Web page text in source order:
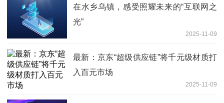
在水乡乌镇，感受照耀未来的“互联网之
光”
2025-11-09
最新：京东“超级供应链”将千元级材质打
入百元市场
2025-11-09